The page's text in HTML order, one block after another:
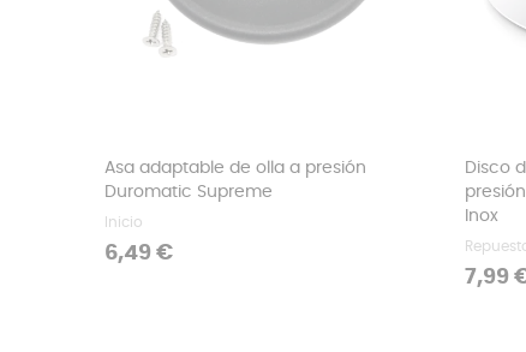
Asa adaptable de olla a presión
Duromatic Supreme
Inicio
Precio
6,49 €
Disco
Inox
Precio
7,99